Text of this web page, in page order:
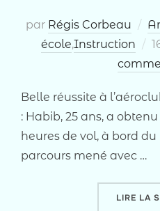
par Régis Corbeau
école,Instruction
le
Belle réussite à
: Habib, 25 ans, a
heures de vol, à bord du
parcours mené avec …
LIRE LA